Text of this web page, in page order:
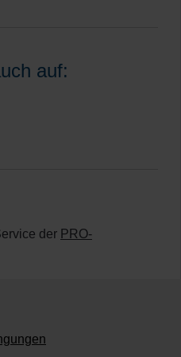
auf:
der PRO-